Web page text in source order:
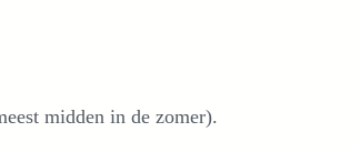
midden in de zomer).